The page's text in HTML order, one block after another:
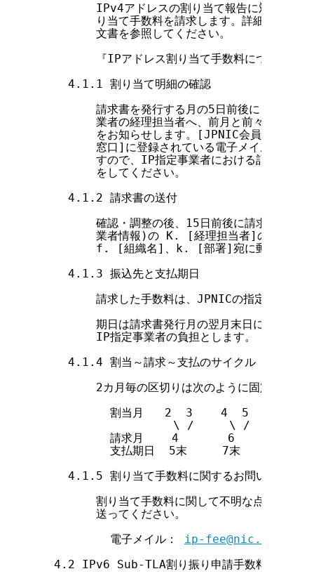
IPv4アドレスの割り当て報告に対して、
り当て手数料を請求します。詳細について
        文書を参照してください。
        『IPアドレス割り当て手数料について』
    4.1.1 割り当て明細の確認
請求書を発行する月の5日前後に、JPNIC
業者の経理担当者へ、前月と前々月の2カ
をお知らせします。[JPNIC会員情報](指
窓口]に登録されている電子メイルアドレ
すので、IP指定事業者における記録と異な
        をしてください。
    4.1.2 請求書の送付
確認・調整の後、15日前後に請求書を発
業者情報)の K. [経理担当者]の[個人情
f. [組織名]、k. [部署]宛に郵送します
    4.1.3 振込先と支払期日
請求した手数料は、JPNICの指定する口座
期日は請求書発行月の翌月末日になります
        IP指定事業者の負担とします。
    4.1.4 割当～請求～支払のサイクル
2カ月毎の区切りは次のように固定してい
割当月   2  3    4  5    6
\ /     \ /     \ /
請求月    4       6       8
支払期日  5末     7末     9末
    4.1.5 割り当て手数料に関するお問い合わせ
割り当て手数料に関して不明な点がある場
        送ってください。
          電子メイル：
ip-fee@nic.ad.jp
  4.2 IPv6 Sub-TLA割り振り申請手数料